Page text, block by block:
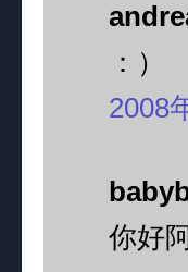
：）
2008
你好